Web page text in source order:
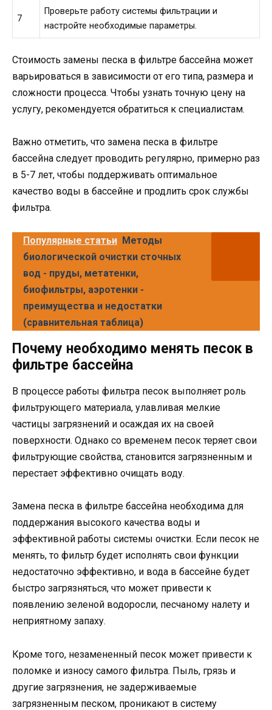
7
Проверьте работу системы фильтрации и
настройте необходимые параметры.
Стоимость замены песка в фильтре бассейна может
варьироваться в зависимости от его типа, размера и
сложности процесса. Чтобы узнать точную цену на
услугу, рекомендуется обратиться к специалистам.
Важно отметить, что замена песка в фильтре
бассейна следует проводить регулярно, примерно раз
в 5-7 лет, чтобы поддерживать оптимальное
качество воды в бассейне и продлить срок службы
фильтра.
Популярные статьи Методы
биологической очистки сточных
вод - пруды, метатенки,
биофильтры, аэротенки -
преимущества и недостатки
(сравнительная таблица)
Почему необходимо менять песок в
фильтре бассейна
В процессе работы фильтра песок выполняет роль
фильтрующего материала, улавливая мелкие
частицы загрязнений и осаждая их на своей
поверхности. Однако со временем песок теряет свои
фильтрующие свойства, становится загрязненным и
перестает эффективно очищать воду.
Замена песка в фильтре бассейна необходима для
поддержания высокого качества воды и
эффективной работы системы очистки. Если песок не
менять, то фильтр будет исполнять свои функции
недостаточно эффективно, и вода в бассейне будет
быстро загрязняться, что может привести к
появлению зеленой водоросли, песчаному налету и
неприятному запаху.
Кроме того, незамененный песок может привести к
поломке и износу самого фильтра. Пыль, грязь и
другие загрязнения, не задерживаемые
загрязненным песком, проникают в систему